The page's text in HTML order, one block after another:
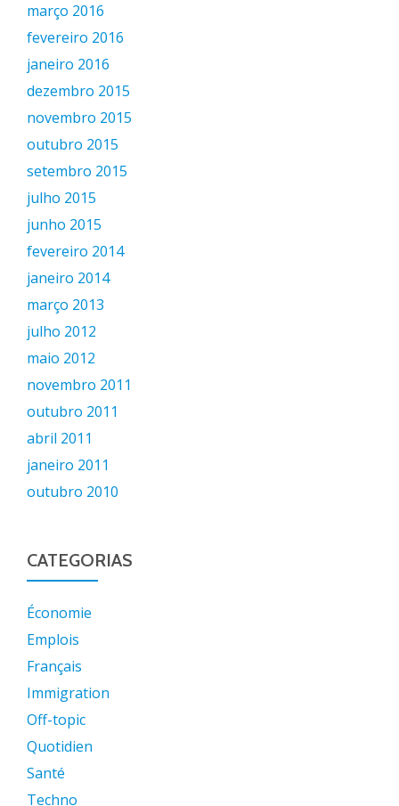
março 2016
fevereiro 2016
janeiro 2016
dezembro 2015
novembro 2015
outubro 2015
setembro 2015
julho 2015
junho 2015
fevereiro 2014
janeiro 2014
março 2013
julho 2012
maio 2012
novembro 2011
outubro 2011
abril 2011
janeiro 2011
outubro 2010
CATEGORIAS
Économie
Emplois
Français
Immigration
Off-topic
Quotidien
Santé
Techno